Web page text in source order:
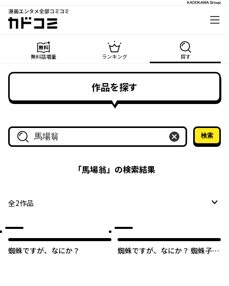
漫画エンタメ全部コミコミ
カドコミ
無料話増量 ランキング 探す
作品を探す
作品名・作家名で探す
検索
「馬場翁」の検索結果
全2作品
蜘蛛ですが、なにか？
蜘蛛ですが、なにか？ 蜘蛛子四